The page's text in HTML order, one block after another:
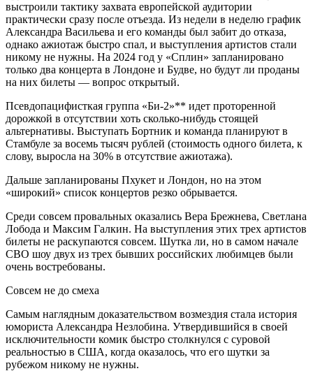
выстроили тактику захвата европейской аудитории
практически сразу после отъезда. Из недели в неделю график
Александра Васильева и его команды был забит до отказа,
однако ажиотаж быстро спал, и выступления артистов стали
никому не нужны. На 2024 год у «Сплин» запланировано
только два концерта в Лондоне и Будве, но будут ли проданы
на них билеты — вопрос открытый.
Псевдопацифисткая группа «Би-2»** идет проторенной
дорожкой в отсутствии хоть сколько-нибудь стоящей
альтернативы. Выступать Бортник и команда планируют в
Стамбуле за восемь тысяч рублей (стоимость одного билета, к
слову, выросла на 30% в отсутствие ажиотажа).
Дальше запланированы Пхукет и Лондон, но на этом
«широкий» список концертов резко обрывается.
Среди совсем провальных оказались Вера Брежнева, Светлана
Лобода и Максим Галкин. На выступления этих трех артистов
билеты не раскупаются совсем. Шутка ли, но в самом начале
СВО шоу двух из трех бывших российских любимцев были
очень востребованы.
Совсем не до смеха
Самым наглядным доказательством возмездия стала история
юмориста Александра Незлобина. Утвердившийся в своей
исключительности комик быстро столкнулся с суровой
реальностью в США, когда оказалось, что его шутки за
рубежом никому не нужны.